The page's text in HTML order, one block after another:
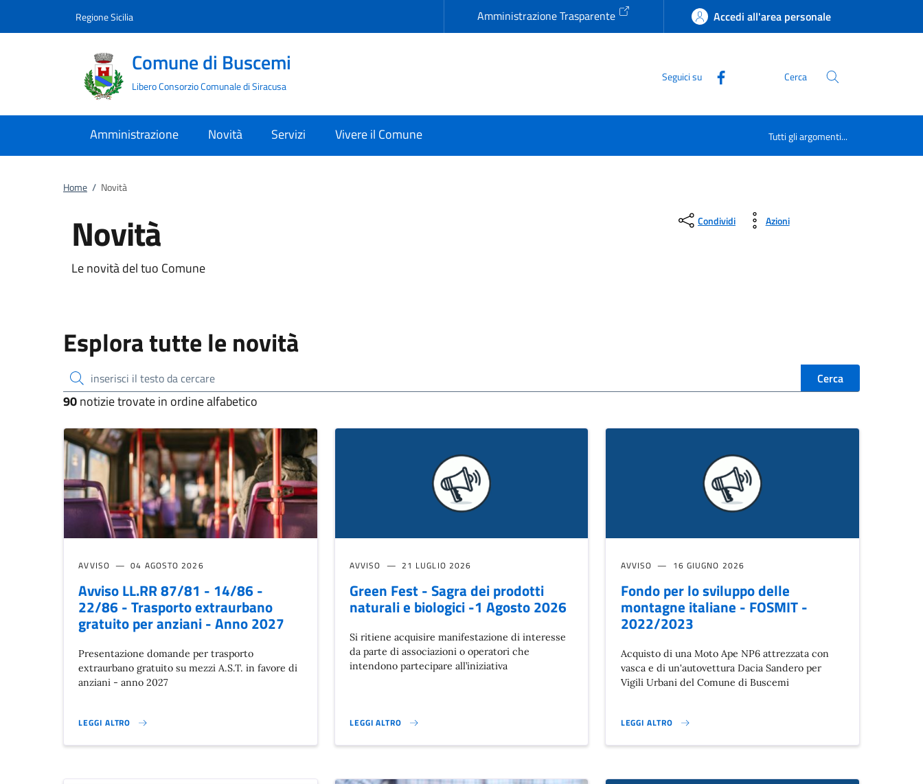
Regione Sicilia Amministrazione Trasparente Accedi all'area personale
Comune di Buscemi
Libero Consorzio Comunale di Siracusa
Seguici su Cerca
Amministrazione Novità Servizi Vivere il Comune Tutti gli argomenti...
Home / Novità
Novità
Le novità del tuo Comune
Condividi Azioni
Esplora tutte le novità
inserisci il testo da cercare Cerca
90notizie trovate in ordine alfabetico
AVVISO 04 AGOSTO 2026
Avviso LL.RR 87/81 - 14/86 -
22/86 - Trasporto extraurbano
gratuito per anziani - Anno 2027
Presentazione domande per trasporto
extraurbano gratuito su mezzi A.S.T. in favore di
anziani - anno 2027
LEGGI ALTRO
AVVISO LL.RR 87/81 - 14/86 - 22/86 - TRASPORTO EXTRAURBANO GRATUITO PER ANZIANI - ANNO 2027 }
AVVISO 21 LUGLIO 2026
Green Fest - Sagra dei prodotti
naturali e biologici -1 Agosto 2026
Si ritiene acquisire manifestazione di interesse
da parte di associazioni o operatori che
intendono partecipare all’iniziativa
LEGGI ALTRO
GREEN FEST - SAGRA DEI PRODOTTI NATURALI E BIOLOGICI -1 AGOSTO 2026}
AVVISO 16 GIUGNO 2026
Fondo per lo sviluppo delle
montagne italiane - FOSMIT -
2022/2023
Acquisto di una Moto Ape NP6 attrezzata con
vasca e di un'autovettura Dacia Sandero per
Vigili Urbani del Comune di Buscemi
LEGGI ALTRO
FONDO PER LO SVILUPPO DELLE MONTAGNE ITALIANE - FOSMIT -